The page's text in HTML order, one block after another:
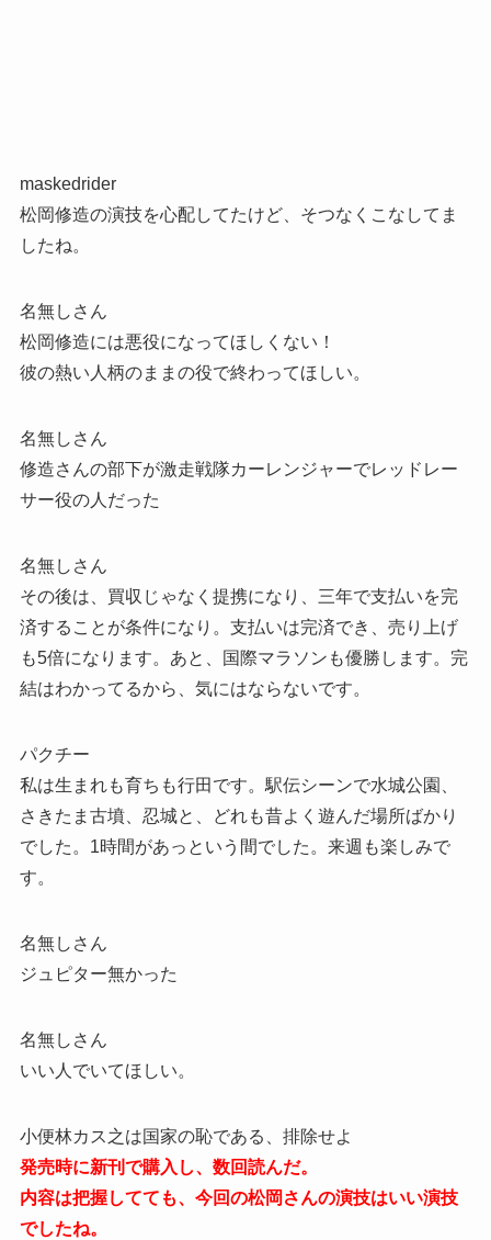
maskedrider
松岡修造の演技を心配してたけど、そつなくこなしてま
したね。
名無しさん
松岡修造には悪役になってほしくない！
彼の熱い人柄のままの役で終わってほしい。
名無しさん
修造さんの部下が激走戦隊カーレンジャーでレッドレー
サー役の人だった
名無しさん
その後は、買収じゃなく提携になり、三年で支払いを完
済することが条件になり。支払いは完済でき、売り上げ
も5倍になります。あと、国際マラソンも優勝します。完
結はわかってるから、気にはならないです。
パクチー
私は生まれも育ちも行田です。駅伝シーンで水城公園、
さきたま古墳、忍城と、どれも昔よく遊んだ場所ばかり
でした。1時間があっという間でした。来週も楽しみで
す。
名無しさん
ジュピター無かった
名無しさん
いい人でいてほしい。
小便林カス之は国家の恥である、排除せよ
発売時に新刊で購入し、数回読んだ。
内容は把握してても、今回の松岡さんの演技はいい演技
でしたね。